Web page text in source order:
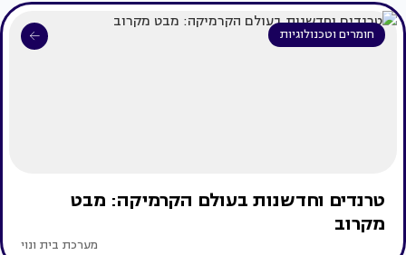
חומרים וטכנולוגיות
טרנדים וחדשנות בעולם הקרמיקה: מבט
מקרוב
מערכת בית ונוי